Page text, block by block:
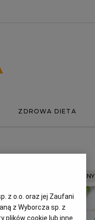
ZDROWA DIETA
MATERIAŁ PROMOCYJNY
z o.o. oraz jej Zaufani
z Wyborcza sp. z
plików cookie lub inne